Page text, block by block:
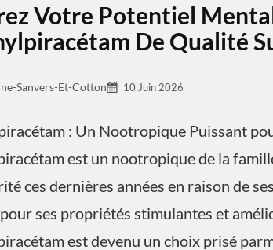
Votre Potentiel
De Qualité
Sanvers-Et-Cotton 10 Juin 2026
: Un Nootropique Puissant
est un nootropique de la
ces dernières années en raison de
ses propriétés stimulantes et
est devenu un choix prisé